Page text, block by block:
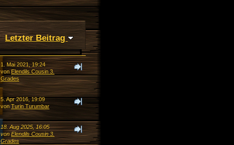
Letzter Beitrag
1. Mai 2021, 19:24
von Elendils Cousin 3.
Grades
5. Apr 2016, 19:09
vonTurin Turumbar
18. Aug 2025, 16:05
vonElendils Cousin 3.
Grades